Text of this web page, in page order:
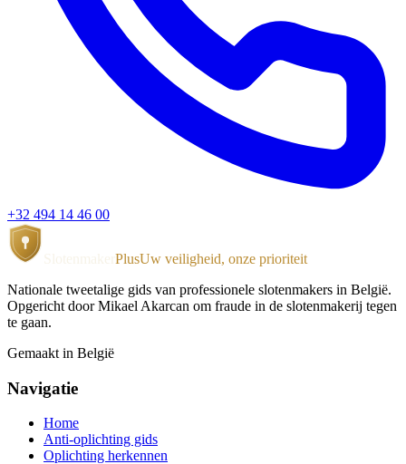
+32 494 14 46 00
Slotenmaker PlusUw veiligheid, onze prioriteit
Nationale tweetalige gids van professionele slotenmakers in België.
Opgericht door Mikael Akarcan om fraude in de slotenmakerij tegen
te gaan.
Gemaakt in België
Navigatie
Home
Anti-oplichting gids
Oplichting herkennen